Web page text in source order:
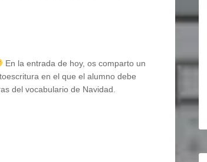
En la entrada de hoy, os comparto un
en el que el alumno debe
del vocabulario de Navidad.